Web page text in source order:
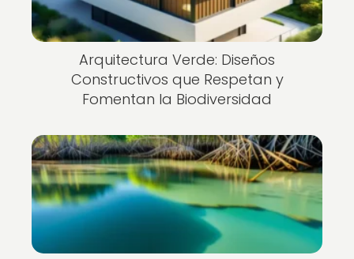
Arquitectura Verde: Diseños
Constructivos que Respetan y
Fomentan la Biodiversidad